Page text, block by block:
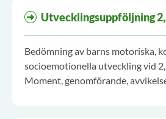
Utvecklingsuppföljning
Bedömning av barns motoriska,
socioemotionella utveckling vid
Moment, genomförande,